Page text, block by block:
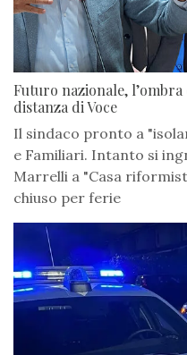
Futuro nazionale,
distanza di Voce
Il sindaco pronto a
e Familiari. Intanto si
Marrelli a "Casa
chiuso per ferie